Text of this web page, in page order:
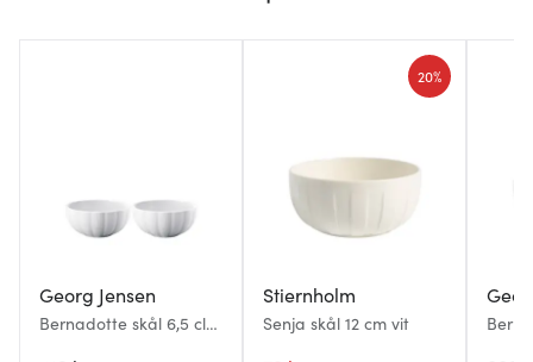
Georg Jensen
Bernadotte skål 6,5 cl
Stiernholm
Senja skål 12 cm vit
20%